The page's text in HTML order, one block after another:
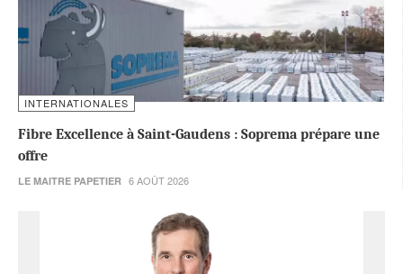
INTERNATIONALES
Fibre Excellence à Saint-Gaudens : Soprema prépare une
offre
LE MAITRE PAPETIER 6 AOÛT 2026